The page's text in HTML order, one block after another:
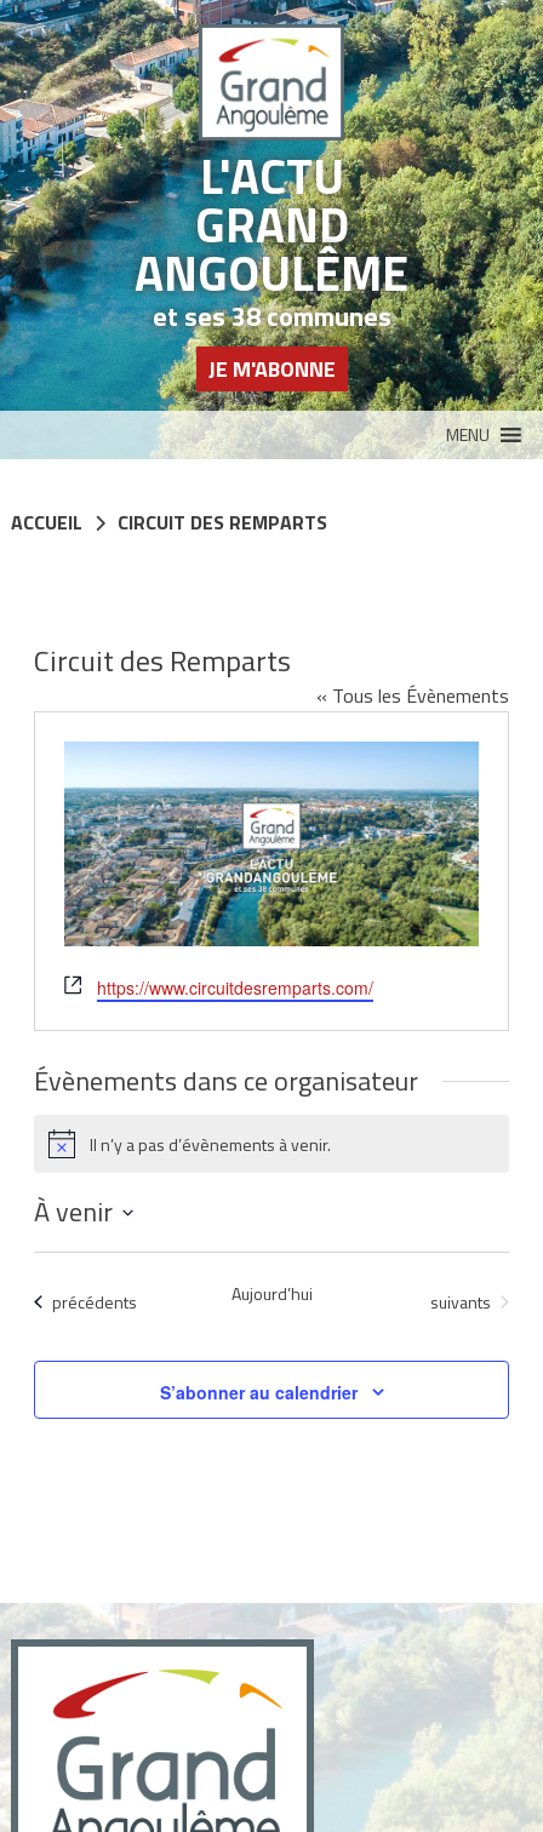
L'ACTU
GRAND
ANGOULÊME
et ses 38 communes
JE M'ABONNE
MENU
ACCUEIL CIRCUIT DES REMPARTS
Circuit des Remparts
« Tous les Évènements
Site
web
https://www.circuitdesremparts.com/
Évènements dans ce organisateur
NoticeIl n’y a pas d’évènements à venir.
À venir
Sélectionnez
date.Évènements
précédents Aujourd’hui Évènements
suivants
S’abonner au calendrier
Panneau de gestion des cookies